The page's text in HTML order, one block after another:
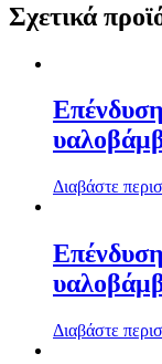
Σχετικά
Διαβάστε
Διαβάστε